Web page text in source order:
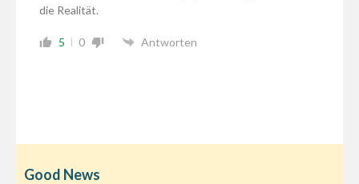
die Realität.
5 0 Antworten
Good News